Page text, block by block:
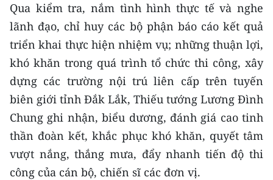
Media Du lịch
Media Thế giới
Media Thể thao
Media Giáo dục
Media Y tế
Media Khoa học - Công nghệ
Media Môi trường
Qua kiểm tra, nắm tình hình thực tế và nghe
lãnh đạo, chỉ huy các bộ phận báo cáo kết quả
triển khai thực hiện nhiệm vụ; những thuận lợi,
khó khăn trong quá trình tổ chức thi công, xây
dựng các trường nội trú liên cấp trên tuyến
biên giới tỉnh Đắk Lắk, Thiếu tướng Lương Đình
Chung ghi nhận, biểu dương, đánh giá cao tinh
thần đoàn kết, khắc phục khó khăn, quyết tâm
vượt nắng, thắng mưa, đẩy nhanh tiến độ thi
công của cán bộ, chiến sĩ các đơn vị.